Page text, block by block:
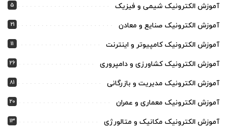
آموزش الکترونیک شیمی و فیزیک 5
آموزش الکترونیک صنایع و معادن 21
آموزش الکترونیک کامپیوتر و اینترنت 11
آموزش الکترونیک کشاورزی و دامپروری 26
آموزش الکترونیک مدیریت و بازرگانی 81
آموزش الکترونیک معماری و عمران 20
آموزش الکترونیک مکانیک و متالورژی 13